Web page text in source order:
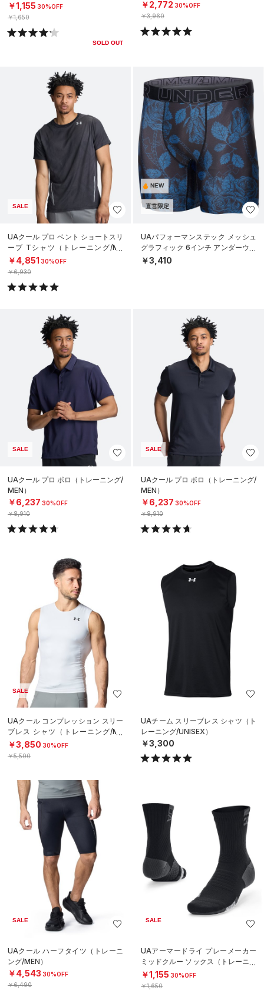
ニング/UNISEX）
￥1,155 30%OFF
￥1,650
SOLD OUT
￥2,772 30%OFF
￥3,960
SALE
UAクール プロ ベント ショートスリ
ーブ Tシャツ（トレーニング/ME
N）
￥4,851 30%OFF
￥6,930
NEW
直営限定
UAパフォーマンステック メッシュ
グラフィック 6インチ アンダーウェ
ア（トレーニング/MEN）
￥3,410
SALE
UAクール プロ ポロ（トレーニング/
MEN）
￥6,237 30%OFF
￥8,910
SALE
UAクール プロ ポロ（トレーニング/
MEN）
￥6,237 30%OFF
￥8,910
SALE
UAクール コンプレッション スリー
ブレス シャツ（トレーニング/ME
N）
￥3,850 30%OFF
￥5,500
UAチーム スリーブレス シャツ（ト
レーニング/UNISEX）
￥3,300
SALE
UAクール ハーフタイツ（トレーニ
ング/MEN）
￥4,543 30%OFF
￥6,490
SALE
UAアーマードライ プレーメーカー
ミッドクルー ソックス（トレーニン
グ/UNISEX）
￥1,155 30%OFF
￥1,650